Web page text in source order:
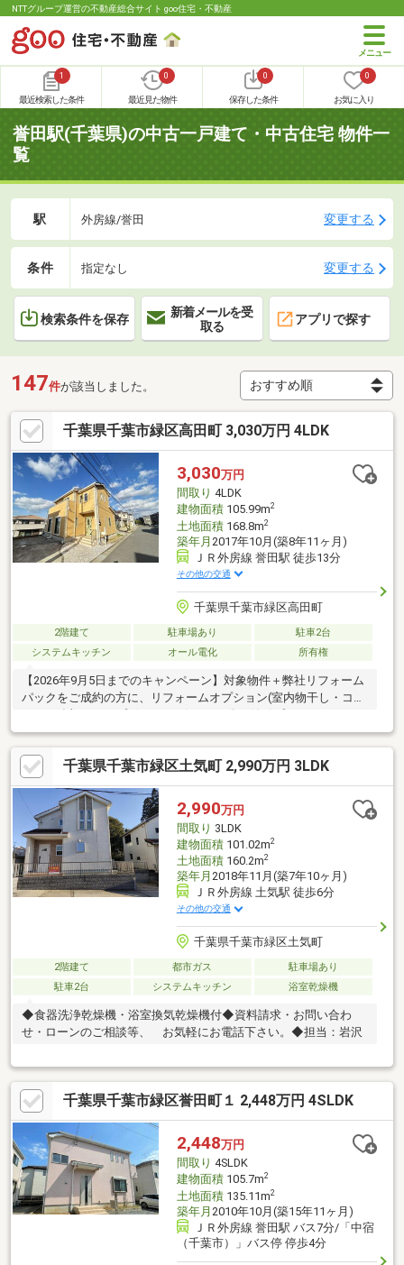
NTTグループ運営の不動産総合サイト goo住宅・不動産
1
最近検索した条件
0
最近見た物件
0
保存した条件
0
お気に入り
誉田駅(千葉県)の中古一戸建て・中古住宅 物件一
覧
駅 外房線/誉田 変更する
条件 指定なし 変更する
検索条件を保存
新着メールを受
取る
アプリで探す
147件が該当しました。
千葉県千葉市緑区高田町 3,030万円 4LDK
3,030万円
間取り 4LDK
建物面積105.99m2
土地面積168.8m2
築年月 2017年10月(築8年11ヶ月)
ＪＲ外房線 誉田駅 徒歩13分
その他の交通
千葉県千葉市緑区高田町
2階建て 駐車場あり
駐車2台
システムキッチン
オール電化 所有権
【2026年9月5日までのキャンペーン】対象物件＋弊社リフォーム
パックをご成約の方に、リフォームオプション(室内物干し・コン
※100万円（税込）以上の弊社標準工事「ラクリノ」をご契約いた
だいた場合に限る■■【おすすめポイント】■■○閑静な住宅街に位
置する2階建て中古戸建です。○敷地面積50坪超。憧れのリビング
階段や対面キッチンが魅力です♪○南西向きの物件のため、お部屋
には明るい日差しが差し込んできます。○各居室収納付きの
4LDK、便利なWIC・SIC付き。プライベート空間も大切にできる
間取りです。
千葉県千葉市緑区土気町 2,990万円 3LDK
2,990万円
間取り 3LDK
建物面積101.02m2
土地面積160.2m2
築年月 2018年11月(築7年10ヶ月)
ＪＲ外房線 土気駅 徒歩6分
その他の交通
千葉県千葉市緑区土気町
2階建て 都市ガス
駐車場あり
駐車2台
システムキッチン 浴室乾燥機
◆食器洗浄乾燥機・浴室換気乾燥機付◆資料請求・お問い合わ
せ・ローンのご相談等、 お気軽にお電話下さい。◆担当：岩沢
千葉県千葉市緑区誉田町１ 2,448万円 4SLDK
2,448万円
間取り 4SLDK
建物面積105.7m2
土地面積135.11m2
築年月 2010年10月(築15年11ヶ月)
ＪＲ外房線 誉田駅 バス7分/「中宿
（千葉市）」バス停 停歩4分